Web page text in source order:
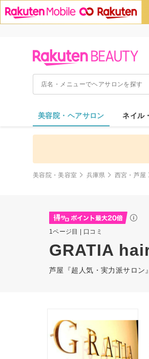
美容院・ヘアサロン ネイル
美容院・美容室 兵庫県 西宮・芦屋
1ページ目 | 口コミ
GRATIA
芦屋『超人気・実力派サロン